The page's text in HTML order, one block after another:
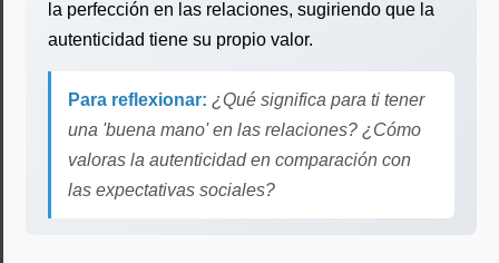
la perfección en las relaciones, sugiriendo que la
autenticidad tiene su propio valor.
Para reflexionar: ¿Qué significa para ti tener
una 'buena mano' en las relaciones? ¿Cómo
valoras la autenticidad en comparación con
las expectativas sociales?